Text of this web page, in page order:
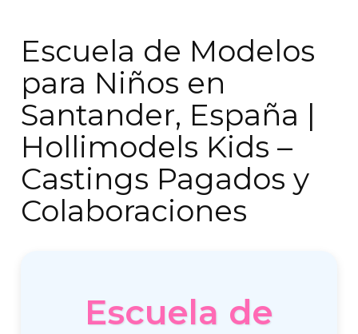
Escuela de Modelos
para Niños en
Santander, España |
Hollimodels Kids –
Castings Pagados y
Colaboraciones
Escuela de